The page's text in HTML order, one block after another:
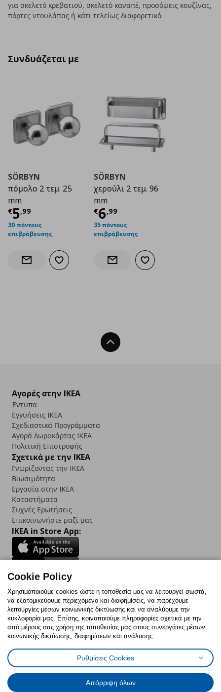
για σκελετό κρεβατιού, σκελετό καναπέ, προσόψεις κουζίνας,
πόρτες ντουλάπας ή κάτι τελείως διαφορετικό.
Συνδυάζεται με
SÖRBYN
πόμολο 2 τεμ. 25
mm
€5,99
Τρέχουσα τιμή€ 5,99
30 πόντους
επιβράβευσης
Ενημέρωση διαθεσιμότητας
Προσθήκη στα αγαπημένα
SÖRBYN
χερούλι 2 τεμ. 96
mm
€6,99
Τρέχουσα τιμή
35 πόντους
επιβράβευσης
Ενημέρωση διαθεσιμότητας
Προσθήκη στα
Back To Top
Αγορές στην IKEA
Έντυπα
Εγγυήσεις IKEA
Σχεδιαστικά Προγράμματα
Αγορά Δωρoκάρτας IKEA
Πολιτική Επιστροφής
Σχετικά με την IKEA
Γνωρίζοντας την IKEA
Βιωσιμότητα
Εργασία στην IKEA
Καταστήματα
Συχνές Ερωτήσεις
Επικοινωνήστε μαζί μας
IKEA in Store App:
Follow us:
FacebookInstagram
TikTokYoutubePinterestTwitter
Πολιτική CookiesΔήλωση ψηφιακής προσβασιμότητας
Έντυπο Επιστροφής / ΑκύρωσηςΡυθμίσεις cookiesΌροι Χρήσης
Γενική Πολιτική Προσωπικών Δεδομένων
Cookie Policy
Χρησιμοποιούμε cookies ώστε η τοποθεσία μας να λειτουργεί σωστά,
να εξατομικεύουμε περιεχόμενο και διαφημίσεις, να παρέχουμε
λειτουργίες μέσων κοινωνικής δικτύωσης και να αναλύουμε την
κυκλοφορία μας. Επίσης, κοινοποιούμε πληροφορίες σχετικά με την
από μέρους σας χρήση της τοποθεσίας μας στους συνεργάτες μέσων
κοινωνικής δικτύωσης, διαφημίσεων και ανάλυσης.
Ρυθμίσεις Cookies
Απόρριψη όλων